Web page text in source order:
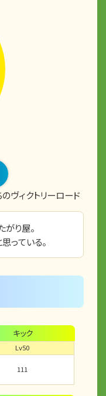
ヴィクトリーロード
がり屋。
っている。
キック
Lv50
111